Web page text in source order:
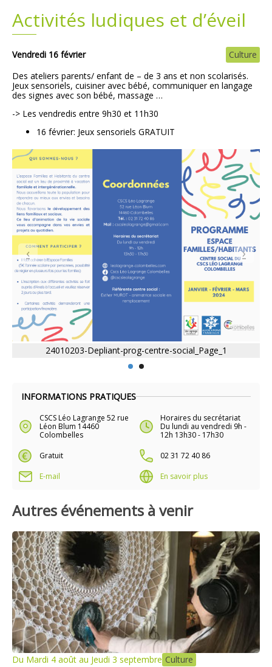
INFORMATIONS PRATIQUES
CSCS Léo Lagrange 52 rue
Léon Blum 14460
Colombelles
Horaires du secrétariat
Du lundi au vendredi 9h -
12h 13h30 - 17h30
Gratuit
02 31 72 40 86
E-mail
En savoir plus
Activités ludiques et d’éveil
Vendredi 16 février
Culture
Des ateliers parents/ enfant de – de 3 ans et non scolarisés.
Jeux sensoriels, cuisiner avec bébé, communiquer en langage
des signes avec son bébé, massage …
-> Les vendredis entre 9h30 et 11h30
16 février: Jeux sensoriels GRATUIT
24010203-Depliant-prog-centre-social_Page_1
Autres événements à venir
Du Mardi 4 août au Jeudi 3 septembre Culture
Plans
Demandes légales
Emploi
Marchés publics
Grands projets